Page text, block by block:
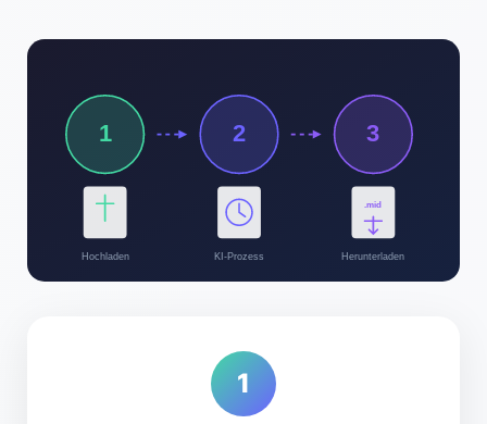
1
Hochladen
2
KI-Prozess
3
.mid
Herunterladen
1